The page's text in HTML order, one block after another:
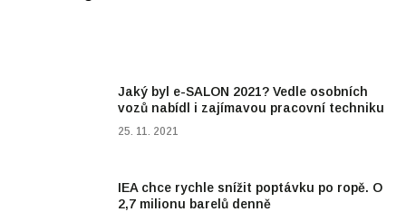
Jaký byl e-SALON 2021? Vedle osobních
vozů nabídl i zajímavou pracovní techniku
25. 11. 2021
IEA chce rychle snížit poptávku po ropě. O
2,7 milionu barelů denně